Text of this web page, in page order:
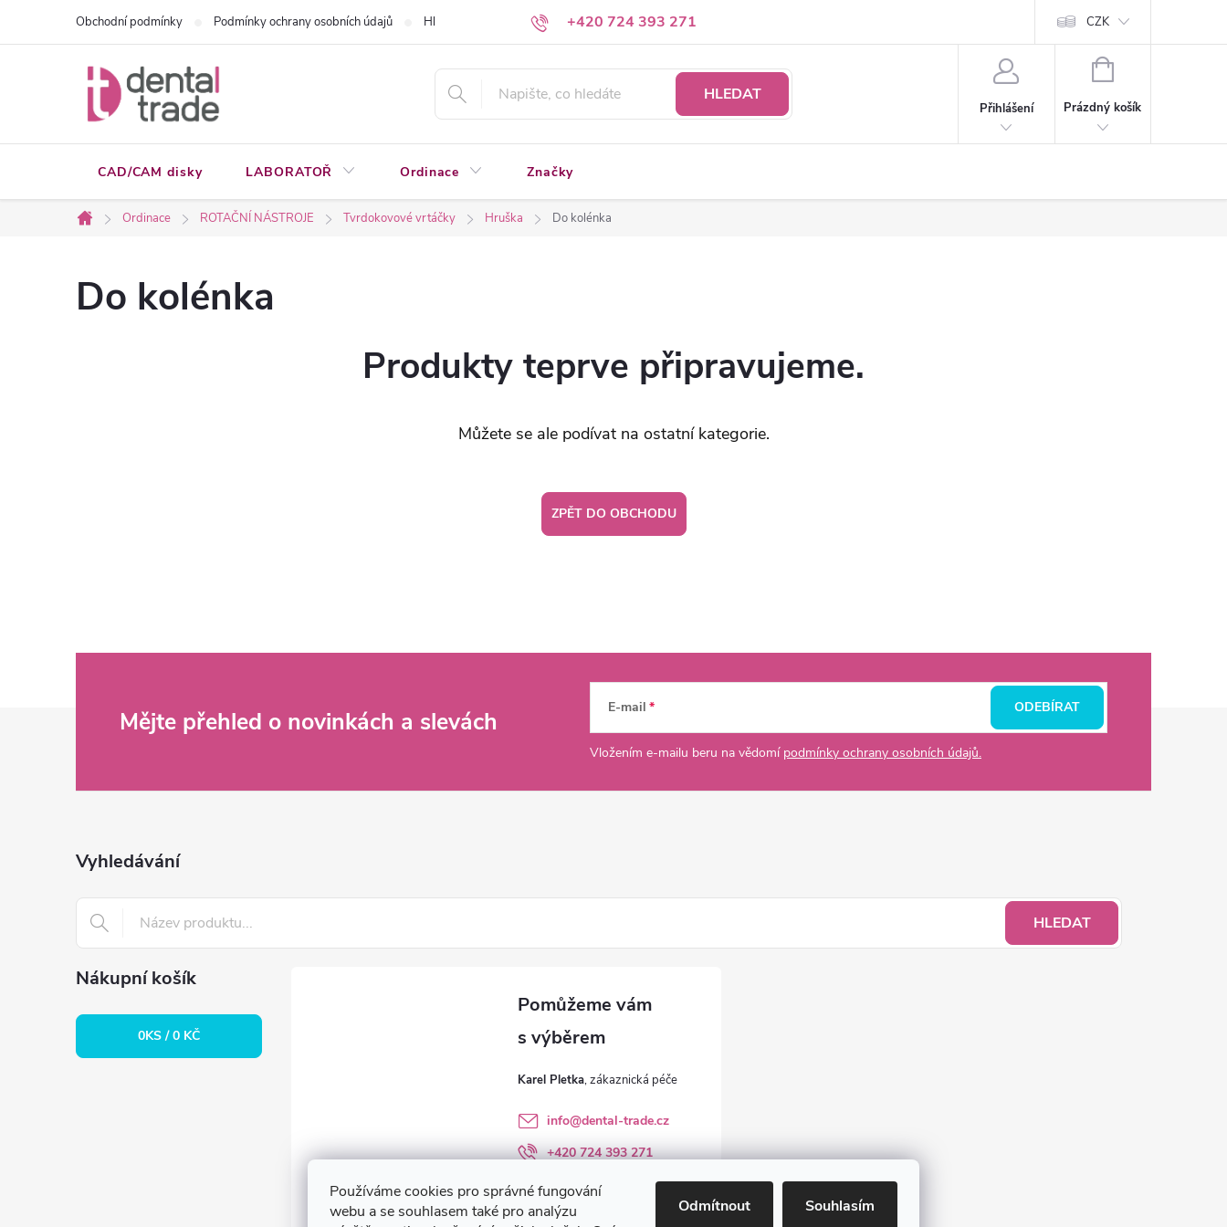
Používáme cookies pro správné fungování
webu a se souhlasem také pro analýzu
Odmítnout Souhlasím
+420 724 393 271
Obchodní podmínky Podmínky ochrany osobních údajů Hledáte a nenacházíte? Napište nám CZK
HLEDAT
Přihlášení
NÁKUPNÍ
Prázdný košík
CAD/CAM disky LABORATOŘ Ordinace Značky
Domů
Ordinace ROTAČNÍ NÁSTROJE Tvrdokovové vrtáčky Hruška Do kolénka
Do kolénka
Produkty teprve připravujeme.
Můžete se ale podívat na ostatní kategorie.
ZPĚT DO OBCHODU
Mějte přehled o novinkách a slevách E-mail
Vložením e-mailu beru na vědomí podmínky ochrany osobních údajů.
ODEBÍRAT
Vyhledávání
HLEDAT
Nákupní košík
0KS /0 KČ
Karel Pletka
info@dental-trade.cz
+420 724 393 271
Sledujte nás na FB
dental_trade.cz